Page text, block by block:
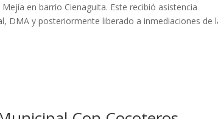
en barrio Cienaguita. Este recibió asistencia
DMA y posteriormente liberado a inmediaciones de